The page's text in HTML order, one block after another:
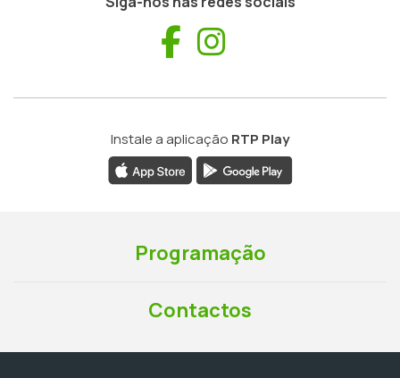
Facebook
Instale a aplicação RTP Play
Programação
Contactos